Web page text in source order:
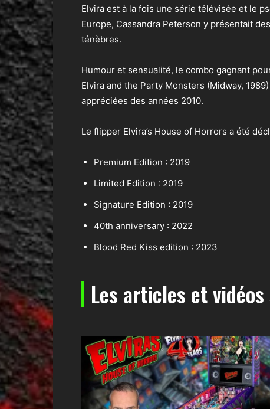
Elvira est à la fois une série télévisée et le
Europe, Cassandra Peterson y présentait
ténèbres.
Humour et sensualité, le combo gagnant
Elvira and the Party Monsters (Midway,
appréciées des années 2010.
Le flipper Elvira’s House of Horrors a été
Premium Edition : 2019
Limited Edition : 2019
Signature Edition : 2019
40th anniversary : 2022
Blood Red Kiss edition : 2023
Les articles et